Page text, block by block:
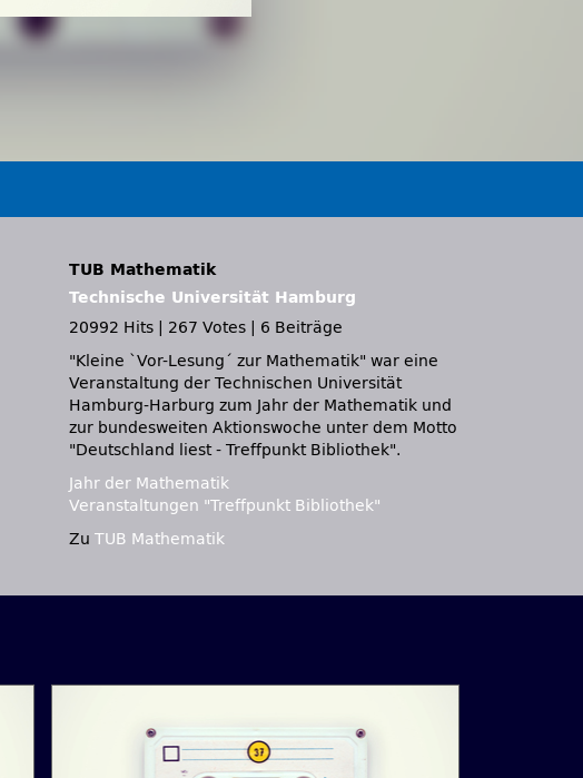
TUB Mathematik
Technische Universität Hamburg
20992 Hits
267 Votes
6 Beiträge
"Kleine `Vor-Lesung´ zur Mathematik" war eine
Veranstaltung der Technischen Universität
Hamburg-Harburg zum Jahr der Mathematik und
zur bundesweiten Aktionswoche unter dem Motto
"Deutschland liest - Treffpunkt Bibliothek".
Jahr der Mathematik
Veranstaltungen "Treffpunkt Bibliothek"
Zu TUB Mathematik